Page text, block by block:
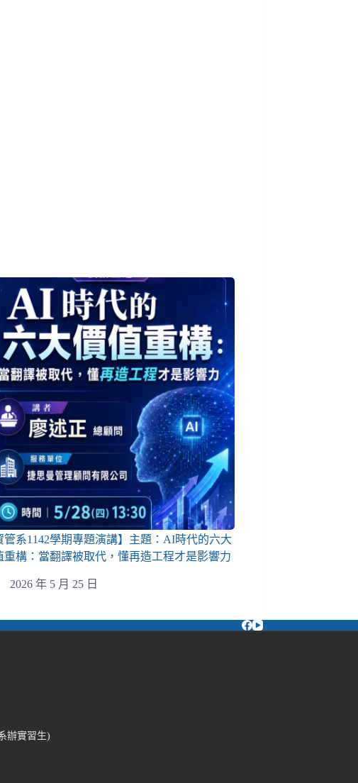
管系1142學期專題演講】主題：AI時代的六大
重構：當翻譯被取代，懂再造工程才是影響力
2026 年 5 月 25 日
辦實習生)